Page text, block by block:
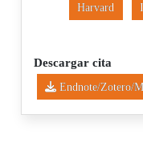
Harvard
Descargar cita
Endnote/Zotero/